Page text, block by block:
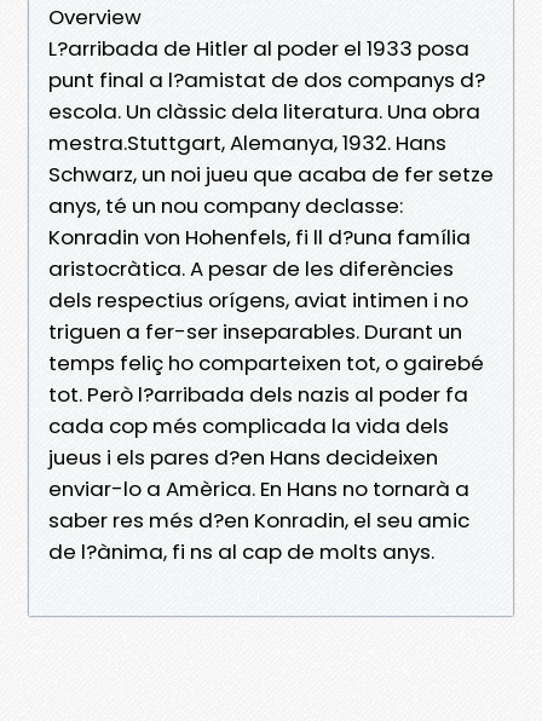
Overview
L?arribada de Hitler al poder el 1933 posa
punt final a l?amistat de dos companys d?
escola. Un clàssic dela literatura. Una obra
mestra.Stuttgart, Alemanya, 1932. Hans
Schwarz, un noi jueu que acaba de fer setze
anys, té un nou company declasse:
Konradin von Hohenfels, fi ll d?una família
aristocràtica. A pesar de les diferències
dels respectius orígens, aviat intimen i no
triguen a fer-ser inseparables. Durant un
temps feliç ho comparteixen tot, o gairebé
tot. Però l?arribada dels nazis al poder fa
cada cop més complicada la vida dels
jueus i els pares d?en Hans decideixen
enviar-lo a Amèrica. En Hans no tornarà a
saber res més d?en Konradin, el seu amic
de l?ànima, fi ns al cap de molts anys.